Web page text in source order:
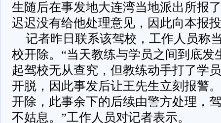
生随后在事发地大连湾当地派出所报
迟迟没有给他处理意见，因此向本报
记者昨日联系该驾校，工作人员称
校开除。“当天教练与学员之间到底发
起驾校无从查究，但教练动手打了学
开脱，因此事发后让王先生立刻报警
开除，此事余下的后续由警方处理，
不姑息。”工作人员对记者表示。